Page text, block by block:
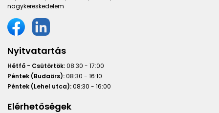
nagykereskedelem
Nyitvatartás
Hétfő - Csütörtök:08:30 - 17:00
Péntek (Budaörs):08:30 - 16:10
Péntek (Lehel utca):08:30 - 16:00
Elérhetőségek